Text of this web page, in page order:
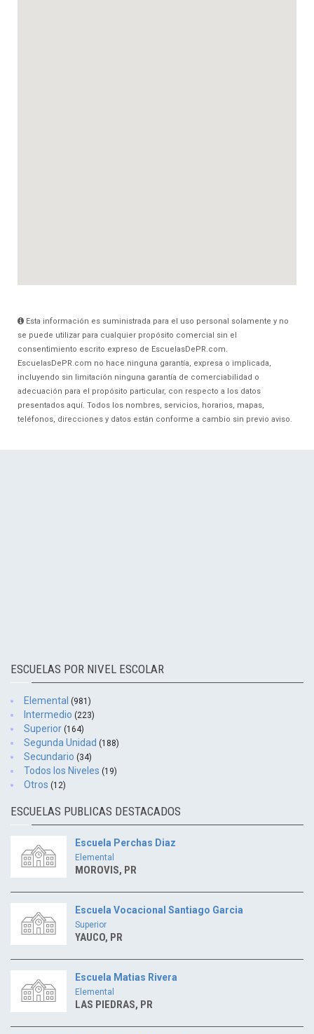
Esta información es suministrada para el uso personal solamente y no
se puede utilizar para cualquier propósito comercial sin el
consentimiento escrito expreso de EscuelasDePR.com.
EscuelasDePR.com no hace ninguna garantía, expresa o implicada,
incluyendo sin limitación ninguna garantía de comerciabilidad o
adecuación para el propósito particular, con respecto a los datos
presentados aquí. Todos los nombres, servicios, horarios, mapas,
teléfonos, direcciones y datos están conforme a cambio sin previo aviso.
ESCUELAS POR NIVEL ESCOLAR
Elemental (981)
Intermedio (223)
Superior (164)
Segunda Unidad (188)
Secundario (34)
Todos los Niveles (19)
Otros (12)
ESCUELAS PUBLICAS DESTACADOS
Escuela Perchas Diaz
Elemental
MOROVIS, PR
Escuela Vocacional Santiago Garcia
Superior
YAUCO, PR
Escuela Matias Rivera
Elemental
LAS PIEDRAS, PR